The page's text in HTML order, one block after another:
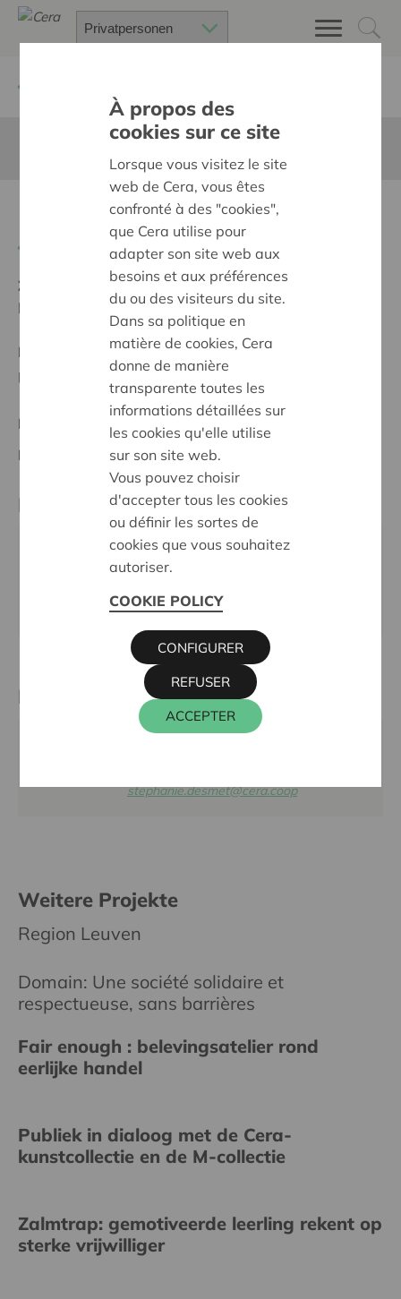
De vriendenmakers
Ziel:
Une société solidaire et respectueuse, sans
barrières
Programm:
Offrir à tous les mêmes chances de
participer à part entière, égale et active à la société
Nationales Projekt
Dauer:
21/09/2022 - 21/09/2024
Partner
CERA CV, MUNTSTRAAT 1, 3000 LEUVEN
boekhouding@cera.coop
Kontaktperson
stephanie.desmet@cera.coop
Weitere Projekte
Region Leuven
Domain: Une société solidaire et
respectueuse, sans barrières
Fair enough : belevingsatelier rond
eerlijke handel
Publiek in dialoog met de Cera-
kunstcollectie en de M-collectie
Zalmtrap: gemotiveerde leerling rekent op
sterke vrijwilliger
À propos des
cookies sur ce site
Lorsque vous visitez le site
web de Cera, vous êtes
confronté à des "cookies",
que Cera utilise pour
adapter son site web aux
besoins et aux préférences
du ou des visiteurs du site.
Dans sa politique en
matière de cookies, Cera
donne de manière
transparente toutes les
informations détaillées sur
les cookies qu'elle utilise
sur son site web.
Vous pouvez choisir
d'accepter tous les cookies
ou définir les sortes de
cookies que vous souhaitez
autoriser.
COOKIE POLICY
ACCEPTER
REFUSER
CONFIGURER